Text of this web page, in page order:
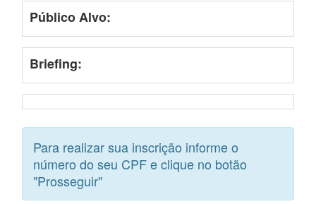
Público Alvo:
Briefing:
Para realizar sua inscrição informe o
número do seu CPF e clique no botão
"Prosseguir"